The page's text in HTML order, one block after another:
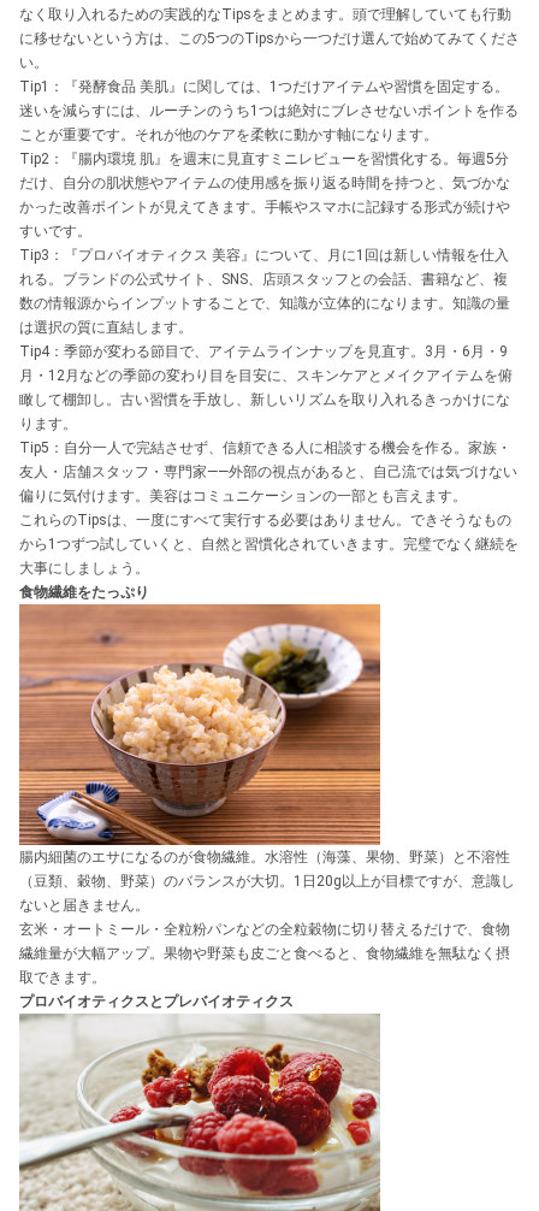
なく取り入れるための実践的なTipsをまとめます。頭で理解していても行動
に移せないという方は、この5つのTipsから一つだけ選んで始めてみてくださ
い。
Tip1：『発酵食品 美肌』に関しては、1つだけアイテムや習慣を固定する。
迷いを減らすには、ルーチンのうち1つは絶対にブレさせないポイントを作る
ことが重要です。それが他のケアを柔軟に動かす軸になります。
Tip2：『腸内環境 肌』を週末に見直すミニレビューを習慣化する。毎週5分
だけ、自分の肌状態やアイテムの使用感を振り返る時間を持つと、気づかな
かった改善ポイントが見えてきます。手帳やスマホに記録する形式が続けや
すいです。
Tip3：『プロバイオティクス 美容』について、月に1回は新しい情報を仕入
れる。ブランドの公式サイト、SNS、店頭スタッフとの会話、書籍など、複
数の情報源からインプットすることで、知識が立体的になります。知識の量
は選択の質に直結します。
Tip4：季節が変わる節目で、アイテムラインナップを見直す。3月・6月・9
月・12月などの季節の変わり目を目安に、スキンケアとメイクアイテムを俯
瞰して棚卸し。古い習慣を手放し、新しいリズムを取り入れるきっかけにな
ります。
Tip5：自分一人で完結させず、信頼できる人に相談する機会を作る。家族・
友人・店舗スタッフ・専門家——外部の視点があると、自己流では気づけない
偏りに気付けます。美容はコミュニケーションの一部とも言えます。
これらのTipsは、一度にすべて実行する必要はありません。できそうなもの
から1つずつ試していくと、自然と習慣化されていきます。完璧でなく継続を
大事にしましょう。
食物繊維をたっぷり
腸内細菌のエサになるのが食物繊維。水溶性（海藻、果物、野菜）と不溶性
（豆類、穀物、野菜）のバランスが大切。1日20g以上が目標ですが、意識し
ないと届きません。
玄米・オートミール・全粒粉パンなどの全粒穀物に切り替えるだけで、食物
繊維量が大幅アップ。果物や野菜も皮ごと食べると、食物繊維を無駄なく摂
取できます。
プロバイオティクスとプレバイオティクス